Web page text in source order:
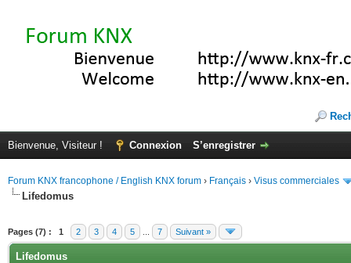
Bienvenue, Visiteur ! Connexion S’enregistrer
Forum KNX francophone / English KNX forum › Français › Visus commerciales
Lifedomus
Pages (7) : 1 2 3 4 5 7 Suivant »
Lifedomus